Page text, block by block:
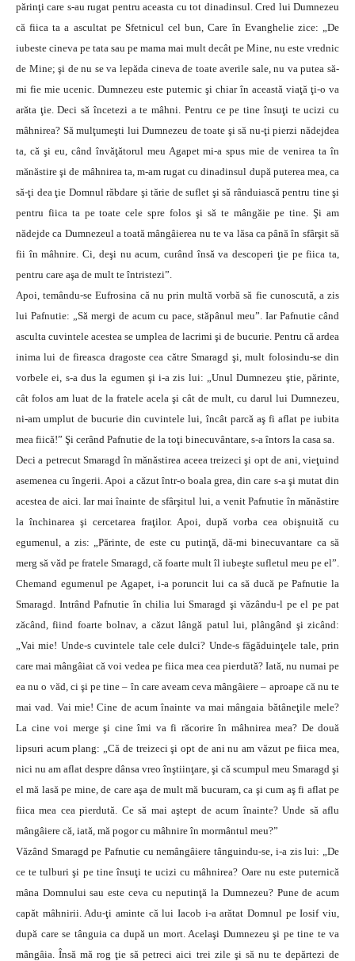
părinţi care s-au rugat pentru aceasta cu tot dinadinsul. Cred lui Dumnezeu
că fiica ta a ascultat pe Sfetnicul cel bun, Care în Evanghelie zice: „De
iubeste cineva pe tata sau pe mama mai mult decât pe Mine, nu este vrednic
de Mine; şi de nu se va lepăda cineva de toate averile sale, nu va putea să-
mi fie mie ucenic. Dumnezeu este puternic şi chiar în această viaţă ţi-o va
arăta ţie. Deci să încetezi a te mâhni. Pentru ce pe tine însuţi te ucizi cu
mâhnirea? Să mulţumeşti lui Dumnezeu de toate şi să nu-ţi pierzi nădejdea
ta, că şi eu, când învăţătorul meu Agapet mi-a spus mie de venirea ta în
mănăstire şi de mâhnirea ta, m-am rugat cu dinadinsul după puterea mea, ca
să-ţi dea ţie Domnul răbdare şi tărie de suflet şi să rânduiască pentru tine şi
pentru fiica ta pe toate cele spre folos şi să te mângăie pe tine. Şi am
nădejde ca Dumnezeul a toată mângâierea nu te va lăsa ca până în sfârşit să
fii în mâhnire. Ci, deşi nu acum, curând însă va descoperi ţie pe fiica ta,
pentru care aşa de mult te întristezi”.
Apoi, temându-se Eufrosina că nu prin multă vorbă să fie cunoscută, a zis
lui Pafnutie: „Să mergi de acum cu pace, stăpânul meu”. Iar Pafnutie când
asculta cuvintele acestea se umplea de lacrimi şi de bucurie. Pentru că ardea
inima lui de fireasca dragoste cea către Smaragd şi, mult folosindu-se din
vorbele ei, s-a dus la egumen şi i-a zis lui: „Unul Dumnezeu ştie, părinte,
cât folos am luat de la fratele acela şi cât de mult, cu darul lui Dumnezeu,
ni-am umplut de bucurie din cuvintele lui, încât parcă aş fi aflat pe iubita
mea fiică!” Şi cerând Pafnutie de la toţi binecuvântare, s-a întors la casa sa.
Deci a petrecut Smaragd în mănăstirea aceea treizeci şi opt de ani, vieţuind
asemenea cu îngerii. Apoi a căzut într-o boala grea, din care s-a şi mutat din
acestea de aici. Iar mai înainte de sfârşitul lui, a venit Pafnutie în mănăstire
la închinarea şi cercetarea fraţilor. Apoi, după vorba cea obişnuită cu
egumenul, a zis: „Părinte, de este cu putinţă, dă-mi binecuvantare ca să
merg să văd pe fratele Smaragd, că foarte mult îl iubeşte sufletul meu pe el”.
Chemand egumenul pe Agapet, i-a poruncit lui ca să ducă pe Pafnutie la
Smaragd. Intrând Pafnutie în chilia lui Smaragd şi văzându-l pe el pe pat
zăcând, fiind foarte bolnav, a căzut lângă patul lui, plângând şi zicând:
„Vai mie! Unde-s cuvintele tale cele dulci? Unde-s făgăduinţele tale, prin
care mai mângâiat că voi vedea pe fiica mea cea pierdută? Iată, nu numai pe
ea nu o văd, ci şi pe tine – în care aveam ceva mângâiere – aproape că nu te
mai vad. Vai mie! Cine de acum înainte va mai mângaia bătâneţile mele?
La cine voi merge şi cine îmi va fi răcorire în mâhnirea mea? De două
lipsuri acum plang: „Că de treizeci şi opt de ani nu am văzut pe fiica mea,
nici nu am aflat despre dânsa vreo înştiinţare, şi că scumpul meu Smaragd şi
el mă lasă pe mine, de care aşa de mult mă bucuram, ca şi cum aş fi aflat pe
fiica mea cea pierdută. Ce să mai aştept de acum înainte? Unde să aflu
mângâiere că, iată, mă pogor cu mâhnire în mormântul meu?”
Văzând Smaragd pe Pafnutie cu nemângâiere tânguindu-se, i-a zis lui: „De
ce te tulburi şi pe tine însuţi te ucizi cu mâhnirea? Oare nu este puternică
mâna Domnului sau este ceva cu neputinţă la Dumnezeu? Pune de acum
capăt mâhnirii. Adu-ţi aminte că lui Iacob i-a arătat Domnul pe Iosif viu,
după care se tânguia ca după un mort. Acelaşi Dumnezeu şi pe tine te va
mângâia. Însă mă rog ţie să petreci aici trei zile şi să nu te depărtezi de